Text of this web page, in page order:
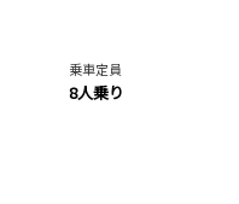
乗車定員
8人乗り